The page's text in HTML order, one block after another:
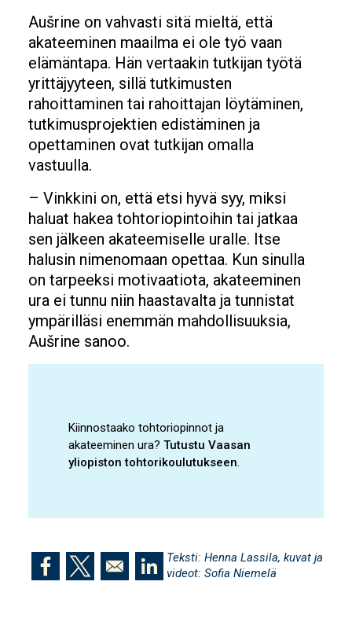
Aušrine on vahvasti sitä mieltä, että
akateeminen maailma ei ole työ vaan
elämäntapa. Hän vertaakin tutkijan työtä
yrittäjyyteen, sillä tutkimusten
rahoittaminen tai rahoittajan löytäminen,
tutkimusprojektien edistäminen ja
opettaminen ovat tutkijan omalla
vastuulla.
– Vinkkini on, että etsi hyvä syy, miksi
haluat hakea tohtoriopintoihin tai jatkaa
sen jälkeen akateemiselle uralle. Itse
halusin nimenomaan opettaa. Kun sinulla
on tarpeeksi motivaatiota, akateeminen
ura ei tunnu niin haastavalta ja tunnistat
ympärilläsi enemmän mahdollisuuksia,
Aušrine sanoo.
Kiinnostaako tohtoriopinnot ja
akateeminen ura? Tutustu Vaasan
yliopiston tohtorikoulutukseen.
Opens in a new window
Opens in a new windowOpens in a new window
Teksti: Henna Lassila, kuvat ja
videot: Sofia Niemelä